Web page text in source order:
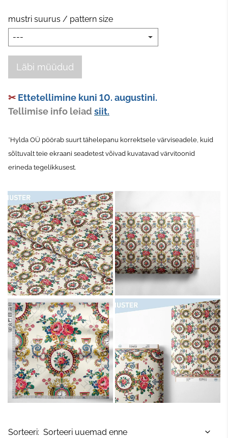
mustri suurus / pattern size
Läbi müüdud
✂ Ettetellimine kuni 10. augustini.
Tellimise info leiad siit.
*Hylda OÜ pöörab suurt tähelepanu korrektsele värviseadele, kuid
sõltuvalt teie ekraani seadetest võivad kuvatavad värvitoonid
erineda tegelikkusest.
Sorteeri: